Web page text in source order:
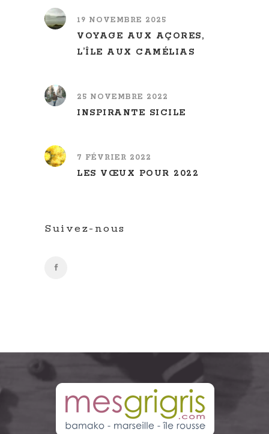
19 NOVEMBRE 2025
VOYAGE AUX AÇORES,
L’ÎLE AUX CAMÉLIAS
25 NOVEMBRE 2022
INSPIRANTE SICILE
7 FÉVRIER 2022
LES VŒUX POUR 2022
Suivez-nous